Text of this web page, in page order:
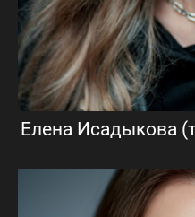
Елена Исадыкова